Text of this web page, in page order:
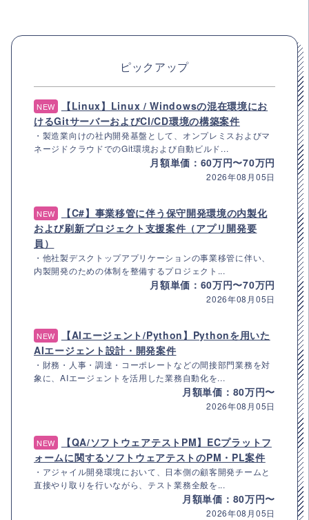
ピックアップ
NEW
【Linux】Linux / Windowsの混在環境にお
けるGitサーバーおよびCI/CD環境の構築案件
・製造業向けの社内開発基盤として、オンプレミスおよびマ
ネージドクラウドでのGit環境および自動ビルド...
月額単価：60万円〜70万円
2026年08月05日
NEW
【C#】事業移管に伴う保守開発環境の内製化
および刷新プロジェクト支援案件（アプリ開発要
員）
・他社製デスクトップアプリケーションの事業移管に伴い、
内製開発のための体制を整備するプロジェクト...
月額単価：60万円〜70万円
2026年08月05日
NEW
【AIエージェント/Python】Pythonを用いた
AIエージェント設計・開発案件
・財務・人事・調達・コーポレートなどの間接部門業務を対
象に、AIエージェントを活用した業務自動化を...
月額単価：80万円〜
2026年08月05日
NEW
【QA/ソフトウェアテストPM】ECプラットフ
ォームに関するソフトウェアテストのPM・PL案件
・アジャイル開発環境において、日本側の顧客開発チームと
直接やり取りを行いながら、テスト業務全般を...
月額単価：80万円〜
2026年08月05日